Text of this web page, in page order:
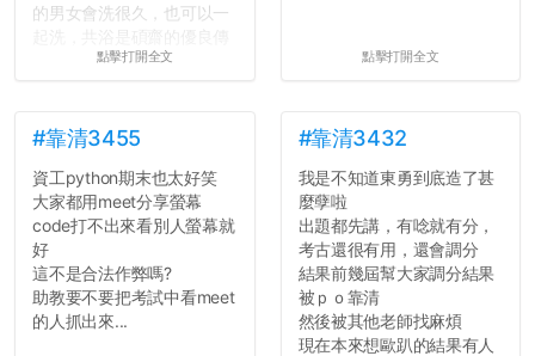
的男女會洗很久，也可以一
舍房間，都歡迎留言讓我知
道...
點擊打開全文 點擊打開全文
#靠清3455
資工python期末也太好笑
大家都用meet分享螢幕
code打不出來看別人螢幕就
好
這不是合法作弊嗎?
助教要不要把考試中看meet
的人抓出來...
#靠清3432
我是不知道東勇到底造了甚
麼孽啦
出題都先講，有唸就有分，
考古還很有用，還會調分
結果前幾屆幫大家調分結果
被ｐｏ靠清
然後被其他老師找麻煩
現在本來想歐趴的結果有人